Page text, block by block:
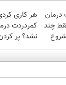
درمان
چند
هر کاری
کمردردت
نشد؟ پر
پرسشنامه و
دریافت راه